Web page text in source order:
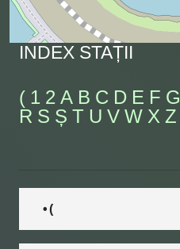
INDEX STAȚII
( 1 2 A B C D E F G
R S Ș T U V W X Z
• (